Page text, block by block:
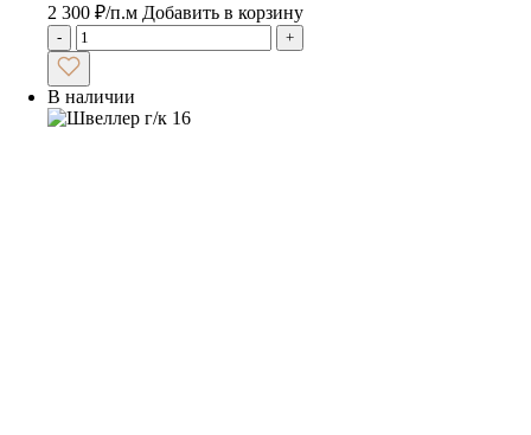
2 300 ₽/п.м Добавить в корзину
- +
В наличии